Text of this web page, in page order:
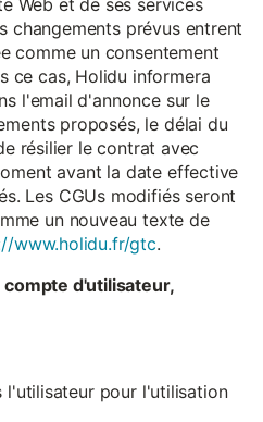
Web et de ses services
changements prévus entrent
comme un consentement
ce cas, Holidu informera
l'email d'annonce sur le
proposés, le délai du
résilier le contrat avec
avant la date effective
Les CGUs modifiés seront
un nouveau texte de
www.holidu.fr/gtc.
d'utilisateur,
l'utilisateur pour l'utilisation